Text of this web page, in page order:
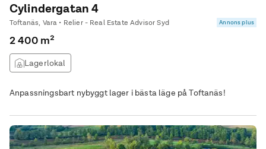
Cylindergatan 4
Toftanäs, Vara • Relier - Real Estate Advisor Syd Annons plus
2 400 m²
Lagerlokal
Anpassningsbart nybyggt lager i bästa läge på Toftanäs!